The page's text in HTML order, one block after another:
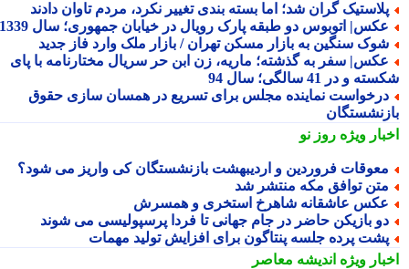
گران شد؛ اما بسته بندی تغییر نکرد، مردم تاوان دادند
اتوبوس دو طبقه پارک رویال در خیابان جمهوری؛ سال 1339
سنگین به بازار مسکن تهران / بازار ملک وارد فاز جدید
سفر به گذشته؛ ماریه، زن ابن حر سریال مختارنامه با پای
و در 41 سالگی؛ سال 94
نماینده مجلس برای تسریع در همسان سازی حقوق
ویژهروز نو
فروردین و اردیبهشت بازنشستگان کی واریز می شود؟
توافق مکه منتشر شد
عاشقانه شاهرخ استخری و همسرش
بازیکن حاضر در جام جهانی تا فردا پرسپولیسی می شوند
پرده جلسه پنتاگون برای افزایش تولید مهمات
ویژهاندیشه معاصر